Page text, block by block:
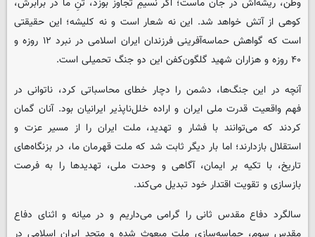
کوهی از آتش خواهد شد. این نه شعار است و نه کلیشه؛ این حقیقتی
است که گواهش حماسه‌آفرینی فرزندان ایران اسلامی در نبرد ۱۲ روزه و
۴۰ روزه و هزاران شهید گلگون‌کفن این دو جنگ تحمیلی است.
آنچه در این جنگ‌ها، دشمن را دچار خطای محاسباتی کرد، ناتوانی در
فهم واقعیت قدرت ملی ایران و اراده خلل‌ناپذیر ایرانیان بود. آنان گمان
کردند که می‌توانند با فشار و تهدید، ملت ایران را از مسیر عزت و
استقلال بازدارند؛ اما بار دیگر ثابت شد که ملت قهرمان ما، در بزنگاه‌های
تاریخ، با تکیه بر ایمان، آگاهی و وحدت ملی، تهدیدها را به فرصت
بازسازی و تقویت اقتدار خود تبدیل می‌کند.
سالگرد دفاع مقدس ثانی را گرامی می‌داریم و در میانه و اثنای دفاع